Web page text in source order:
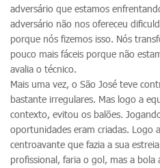
adversário que estamos
adversário não nos ofereceu
porque nós fizemos isso. Nós
pouco mais fáceis porque não
avalia o técnico.
Mais uma vez, o São José teve
bastante irregulares. Mas logo a
contexto, evitou os balões.
oportunidades eram criadas. Logo
centroavante que fazia a sua
profissional, faria o gol, mas a